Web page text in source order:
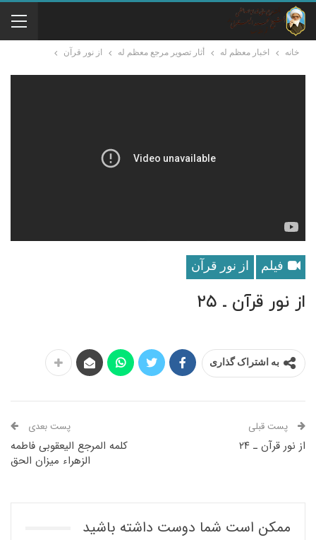
خانه اخبار معظم له أثار تصوير مرجع معظم له از نور قرآن
فیلم از نور قرآن
از نور قرآن ـ ۲۵
به اشتراک گذاری
پست قبلی
از نور قرآن ـ ۲۴
پست بعدی
کلمه المرجع الیعقوبی فاطمه
الزهراء میزان الحق
ممکن است شما دوست داشته باشید